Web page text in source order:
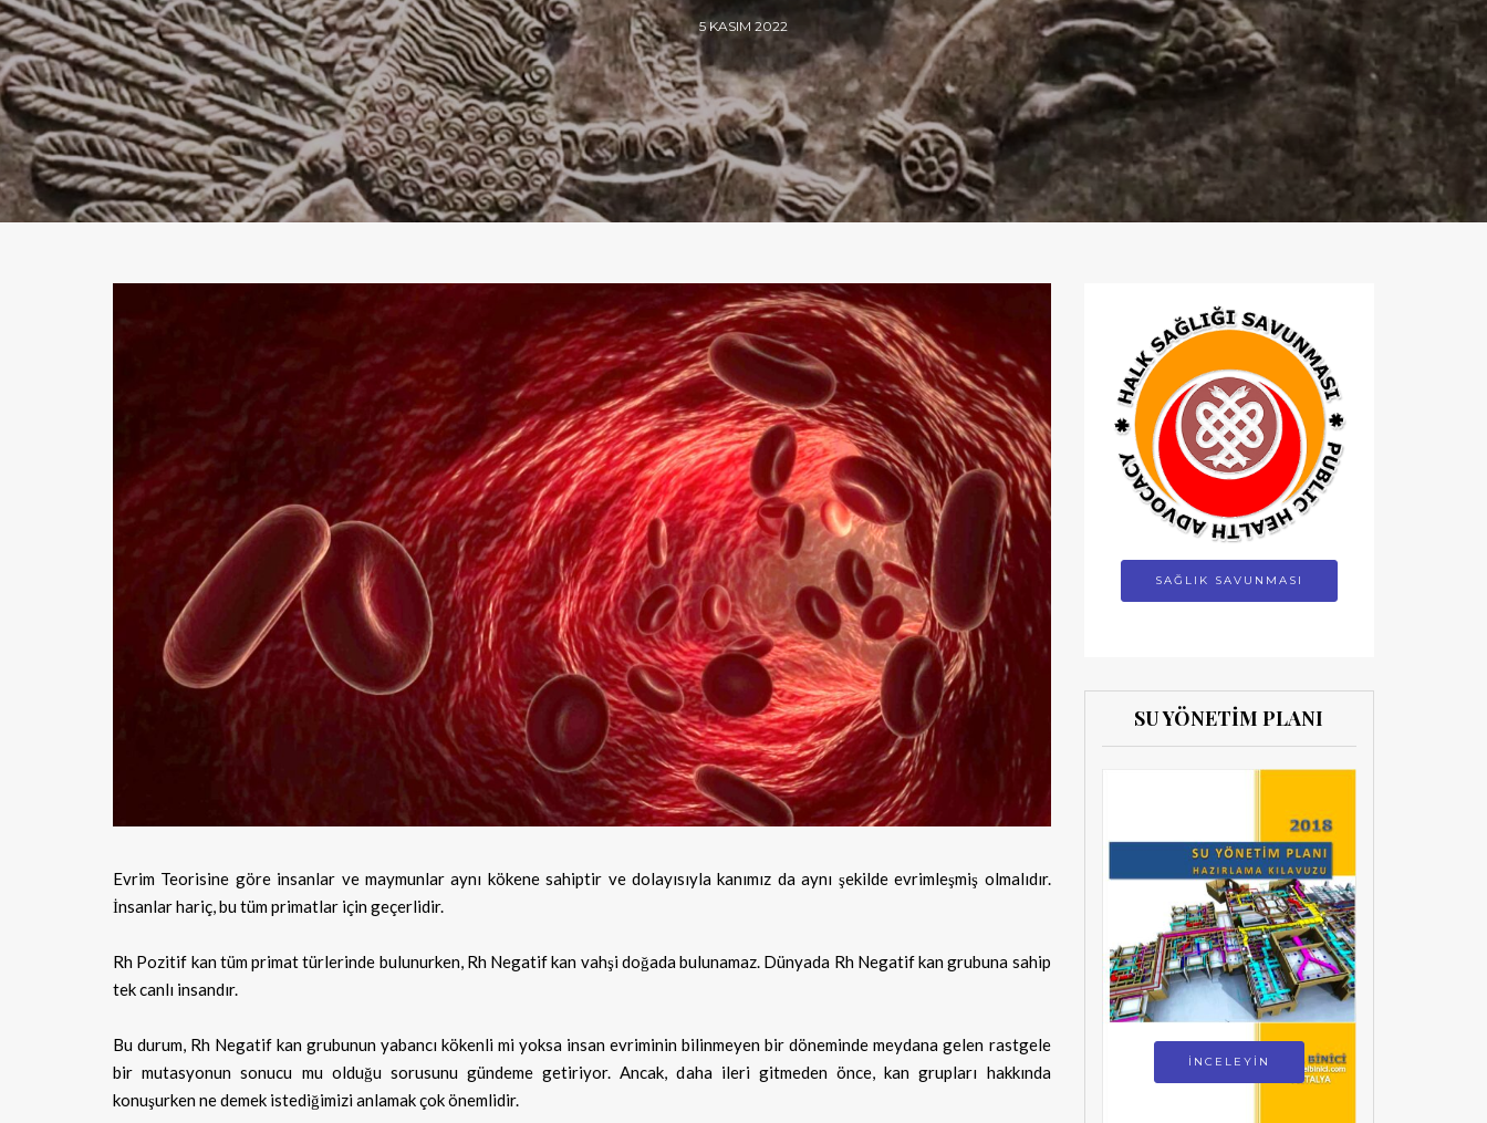
5 KASIM 2022
Evrim Teorisine göre insanlar ve maymunlar aynı kökene sahiptir ve dolayısıyla kanımız da aynı şekilde evrimleşmiş olmalıdır.
İnsanlar hariç, bu tüm primatlar için geçerlidir.
Rh Pozitif kan tüm primat türlerinde bulunurken, Rh Negatif kan vahşi doğada bulunamaz. Dünyada Rh Negatif kan grubuna sahip
tek canlı insandır.
Bu durum, Rh Negatif kan grubunun yabancı kökenli mi yoksa insan evriminin bilinmeyen bir döneminde meydana gelen rastgele
bir mutasyonun sonucu mu olduğu sorusunu gündeme getiriyor. Ancak, daha ileri gitmeden önce, kan grupları hakkında
konuşurken ne demek istediğimizi anlamak çok önemlidir.
SAĞLIK SAVUNMASI
SU YÖNETİM PLANI
İNCELEYİN